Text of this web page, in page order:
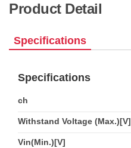
Product Detail
Specifications
Specifications
ch
Withstand Voltage (Max.)[V]
Vin(Min.)[V]